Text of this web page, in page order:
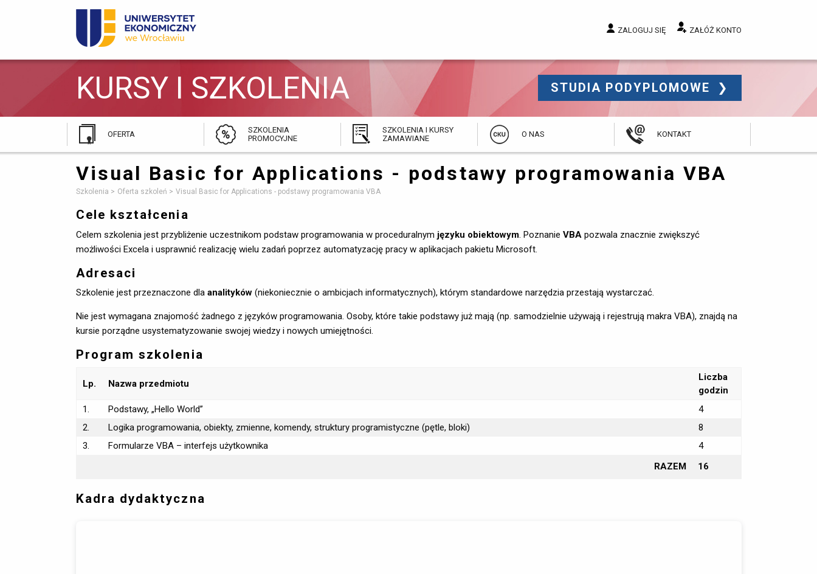
ZALOGUJ SIĘ ZAŁÓŻ KONTO
KURSY I SZKOLENIA STUDIA PODYPLOMOWE
OFERTA
SZKOLENIA
PROMOCYJNE
SZKOLENIA I KURSY
ZAMAWIANE
O NAS KONTAKT
Visual Basic for Applications - podstawy programowania VBA
Szkolenia Oferta szkoleń Visual Basic for Applications - podstawy programowania VBA
Cele kształcenia
Celem szkolenia jest przybliżenie uczestnikom podstaw programowania w proceduralnym języku obiektowym. Poznanie VBApozwala znacznie zwiększyć
możliwości Excela i usprawnić realizację wielu zadań poprzez automatyzację pracy w aplikacjach pakietu Microsoft.
Adresaci
Szkolenie jest przeznaczone dla analityków(niekoniecznie o ambicjach informatycznych), którym standardowe narzędzia przestają wystarczać.
Nie jest wymagana znajomość żadnego z języków programowania. Osoby, które takie podstawy już mają (np. samodzielnie używają i rejestrują makra VBA), znajdą na
kursie porządne usystematyzowanie swojej wiedzy i nowych umiejętności.
Program szkolenia
Lp. Nazwa przedmiotu
Liczba
godzin
1.
Podstawy, „Hello World”
4
2.
Logika programowania, obiekty, zmienne, komendy, struktury programistyczne (pętle, bloki)
8
3.
Formularze VBA – interfejs użytkownika
4
RAZEM
16
Kadra dydaktyczna